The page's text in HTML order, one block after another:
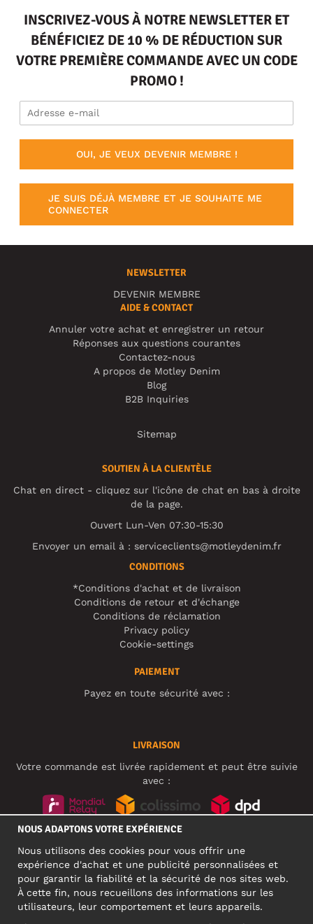
INSCRIVEZ-VOUS À NOTRE NEWSLETTER ET
BÉNÉFICIEZ DE 10 % DE RÉDUCTION SUR
VOTRE PREMIÈRE COMMANDE AVEC UN CODE
PROMO !
OUI, JE VEUX DEVENIR MEMBRE !
JE SUIS DÉJÀ MEMBRE ET JE SOUHAITE ME
CONNECTER
NEWSLETTER
DEVENIR MEMBRE
AIDE & CONTACT
Annuler votre achat et enregistrer un retour
Réponses aux questions courantes
Contactez-nous
A propos de Motley Denim
Blog
B2B Inquiries
Sitemap
SOUTIEN À LA CLIENTÈLE
Chat en direct - cliquez sur l'icône de chat en bas à droite
de la page.
Ouvert Lun-Ven 07:30-15:30
Envoyer un email à : serviceclients@motleydenim.fr
CONDITIONS
*Conditions d'achat et de livraison
Conditions de retour et d'échange
Conditions de réclamation
Privacy policy
Cookie-settings
PAIEMENT
Payez en toute sécurité avec :
LIVRAISON
Votre commande est livrée rapidement et peut être suivie
avec :
ADRESSE PROFESSIONNELLE
NOUS ADAPTONS VOTRE EXPÉRIENCE
Nous utilisons des cookies pour vous offrir une
expérience d'achat et une publicité personnalisées et
pour garantir la fiabilité et la sécurité de nos sites web.
À cette fin, nous recueillons des informations sur les
utilisateurs, leur comportement et leurs appareils.